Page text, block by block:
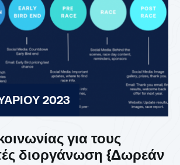
2023
για τους
διοργάνωση {Δωρεάν